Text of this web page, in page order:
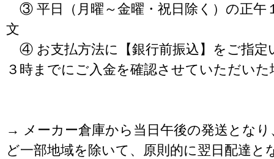
③ 平日（月曜～金曜・祝日除く）の正午
文
④ お支払方法に【銀行前振込】をご指定
３時までにご入金を確認させていただいた
→ メーカー倉庫から当日午後の発送となり
ど一部地域を除いて、原則的に翌日配達と